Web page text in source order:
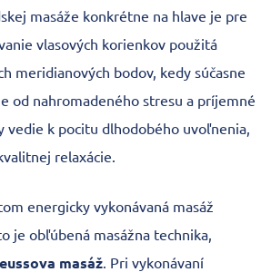
masáže konkrétne na hlave je pre
vlasových korienkov použitá
meridianových bodov, kedy súčasne
od nahromadeného stresu a príjemné
vedie k pocitu dlhodobého uvoľnenia,
relaxácie.
energicky vykonávaná masáž
je obľúbená masážna technika,
masáž. Pri vykonávaní